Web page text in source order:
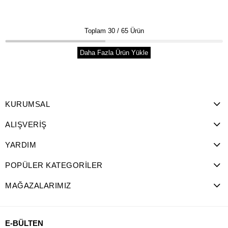
Toplam 30/ 65Ürün
Daha Fazla Ürün Yükle
KURUMSAL
ALIŞVERİŞ
YARDIM
POPÜLER KATEGORİLER
MAĞAZALARIMIZ
E-BÜLTEN